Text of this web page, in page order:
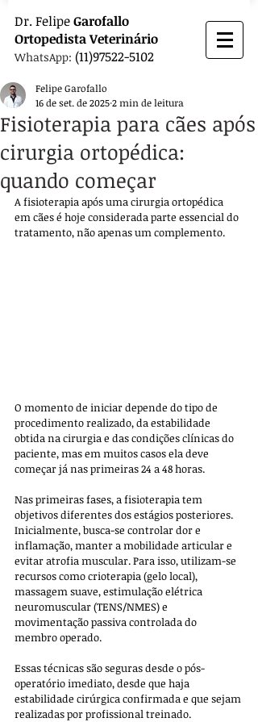
Dr. FelipeGarofallo
OrtopedistaVeterinário
WhatsApp: (11)97522-5102
Fisioterapia para cães após
cirurgia ortopédica:
quando começar
Felipe Garofallo
16 de set. de 20252 min de leitura
A fisioterapia após uma cirurgia ortopédica
em cães é hoje considerada parte essencial do
tratamento, não apenas um complemento.
O momento de iniciar depende do tipo de
procedimento realizado, da estabilidade
obtida na cirurgia e das condições clínicas do
paciente, mas em muitos casos ela deve
começar já nas primeiras 24 a 48 horas.
Nas primeiras fases, a fisioterapia tem
objetivos diferentes dos estágios posteriores.
Inicialmente, busca-se controlar dor e
inflamação, manter a mobilidade articular e
evitar atrofia muscular. Para isso, utilizam-se
recursos como crioterapia (gelo local),
massagem suave, estimulação elétrica
neuromuscular (TENS/NMES) e
movimentação passiva controlada do
membro operado.
Essas técnicas são seguras desde o pós-
operatório imediato, desde que haja
estabilidade cirúrgica confirmada e que sejam
realizadas por profissional treinado.